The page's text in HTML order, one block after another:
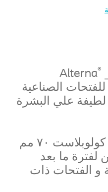
®
Alterna
الصناعية
لطيفة علي البشرة
أجهزة كولوبلاست ٧٠ مم
لفترة ما بعد
و الفتحات ذات